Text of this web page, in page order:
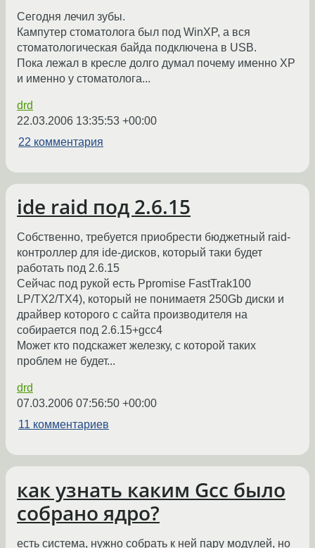
Сегодня лечил зубы.
Кампутер стоматолога был под WinXP, а вся
стоматологическая байда подключена в USB.
Пока лежал в кресле долго думал почему именно XP
и именно у стоматолога...
drd
22.03.2006 13:35:53 +00:00
22 комментария
ide raid под 2.6.15
Собственно, требуется приобрести бюджетный raid-
контроллер для ide-дисков, который таки будет
работать под 2.6.15
Сейчас под рукой есть Ppromise FastTrak100
LP/TX2/TX4), который не понимаетя 250Gb диски и
драйвер которого с сайта производителя на
собирается под 2.6.15+gcc4
Может кто подскажет железку, с которой таких
проблем не будет...
drd
07.03.2006 07:56:50 +00:00
11 комментариев
как узнать каким Gcc было
собрано ядро?
есть система, нужно собрать к ней пару модулей, но